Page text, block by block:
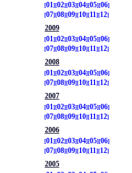
01
02 03 04 05 06
07 08 09 10 11
12
2009
01
02 03 04 05 06
07 08 09 10 11
12
2008
01
02 03 04 05 06
07 08 09 10 11
12
2007
01
02 03 04 05 06
07 08 09 10 11
12
2006
01
02 03 04 05 06
07 08 09 10 11
12
2005